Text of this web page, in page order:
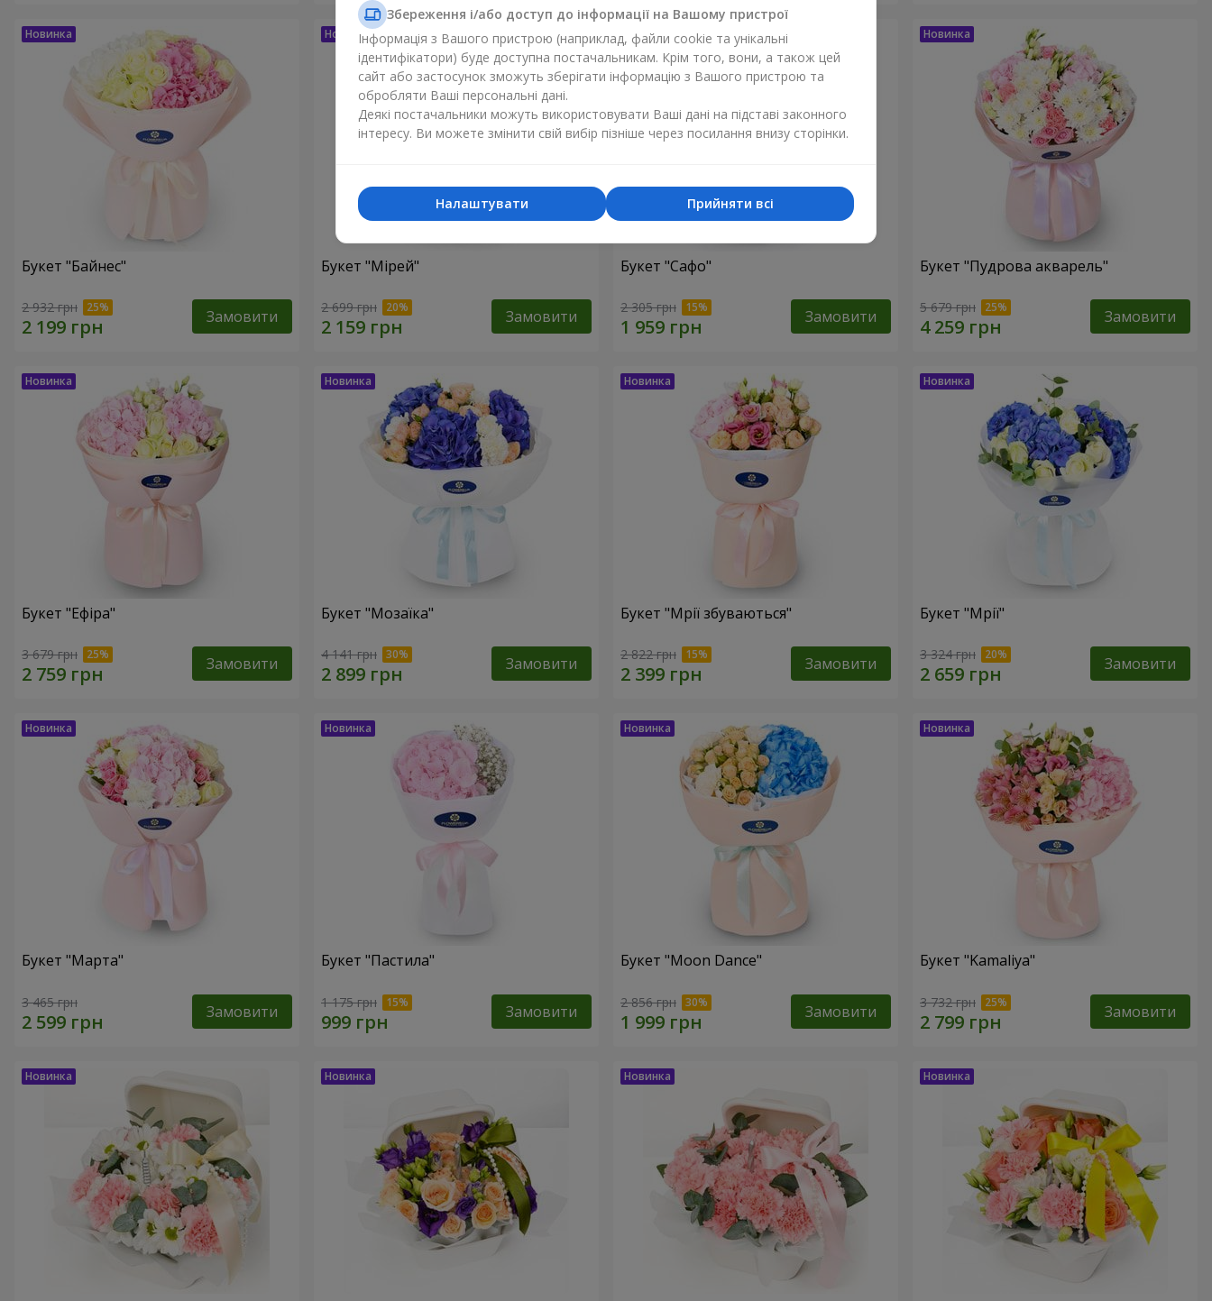
Букет "Байнес"
2 932 грн Замовити
Букет "Мірей"
2 699 грн Замовити
Букет "Сафо"
2 305 грн Замовити
Букет "Пудрова акварель"
5 679 грн Замовити
Букет "Ефіра"
3 679 грн Замовити
Букет "Мозаїка"
4 141 грн Замовити
Букет "Мрії збуваються"
2 822 грн Замовити
Букет "Мрії"
3 324 грн Замовити
Букет "Марта"
3 465 грн Замовити
Букет "Пастила"
1 175 грн Замовити
Букет "Moon Dance"
2 856 грн Замовити
Букет "Kamaliya"
3 732 грн Замовити
Збереження і/або доступ до інформації на Вашому пристрої
Інформація з Вашого пристрою (наприклад, файли cookie та унікальні
ідентифікатори) буде доступна постачальникам. Крім того, вони, а також цей
сайт або застосунок зможуть зберігати інформацію з Вашого пристрою та
обробляти Ваші персональні дані.
Деякі постачальники можуть використовувати Ваші дані на підставі законного
інтересу. Ви можете змінити свій вибір пізніше через посилання внизу сторінки.
Прийняти всі
Налаштувати